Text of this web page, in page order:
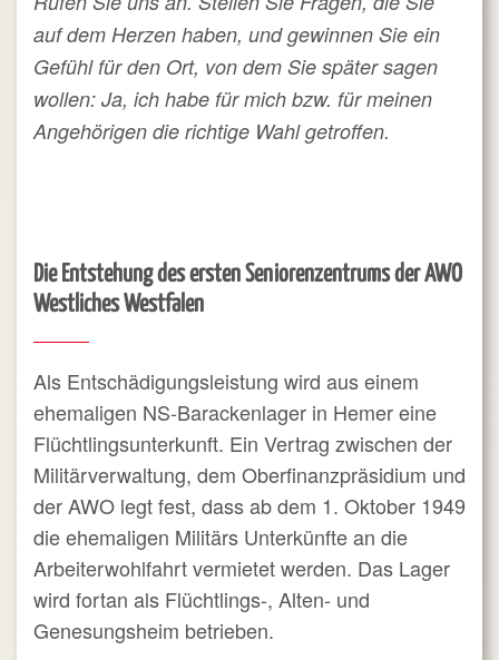
auf dem Herzen haben, und gewinnen Sie ein
Gefühl für den Ort, von dem Sie später sagen
wollen: Ja, ich habe für mich bzw. für meinen
Angehörigen die richtige Wahl getroffen.
Die Entstehung des ersten Seniorenzentrums der AWO
Westliches Westfalen
Als Entschädigungsleistung wird aus einem
ehemaligen NS-Barackenlager in Hemer eine
Flüchtlingsunterkunft. Ein Vertrag zwischen der
Militärverwaltung, dem Oberfinanzpräsidium und
der AWO legt fest, dass ab dem 1. Oktober 1949
die ehemaligen Militärs Unterkünfte an die
Arbeiterwohlfahrt vermietet werden. Das Lager
wird fortan als Flüchtlings-, Alten- und
Genesungsheim betrieben.